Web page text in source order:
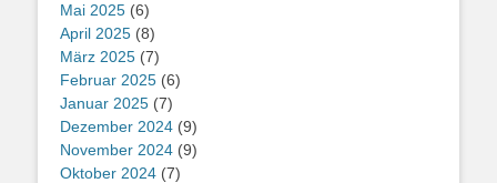
Mai 2025 (6)
April 2025 (8)
März 2025 (7)
Februar 2025 (6)
Januar 2025 (7)
Dezember 2024 (9)
November 2024 (9)
Oktober 2024 (7)